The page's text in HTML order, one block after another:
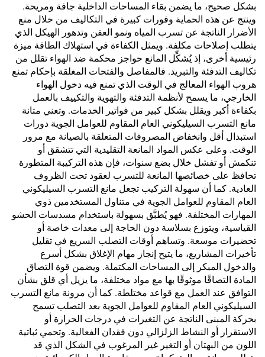
بشكل صحيح، ما يضمن بقاء المساحات الداخلية جافة ومريحة.
وينتج عن هذه الحماية وفورات كبيرة في التكاليف من خلال منع
الأضرار الناتجة عن تسرب المياه ونمو العفن وتدهور الهيكل الذي
يتطلب إصلاحات مكلفة. ويمثل الكفاءة في استهلاك الطاقة ميزة
رئيسية أخرى، إذ يُشكِّل المانع حواجز محكمة ضد الهواء تقلل من
تكاليف التدفئة والتبريد. فالمفاصل والفتحات المغلقة بإحكام تمنع
هروب الهواء المعالج في الوقت الذي تمنع فيه دخول الهواء
الخارجي، ما يسمح لأنظمة التدفئة والتهوية والتكييف بالعمل
بكفاءة أكبر ويقلل بشكل كبير من فواتير الخدمات. وتعني متانة
مانع التسرب السيليكوني العام المقاوم للعوامل الجوية دورات
استبدال أقل وانخفاض المصروفات المتعلقة بالصيانة مع مرور
الوقت. وعلى عكس المواد المانعة التقليدية التي تتشقق أو
تنكمش أو تفشل خلال بضع سنوات، فإن هذه التركيبة المتطورة
تحافظ على خصائصها المانعة للتسرب لعقود تحت الظروف
العادية. كما أن سهولة التركيب تجعل مانع التسرب السيليكوني
العام المقاوم للعوامل الجوية في متناول المستخدمين ذوي
المهارات المختلفة. فهو يُطبَّق بسهولة باستخدام مسدسات الحشو
القياسية، ويتوزع بسلاسة دون الحاجة إلى معدات خاصة أو
تحضيرات موسعة. وتساهم أوقات التصلب السريع في تقليل
تأخيرات المشاريع، ما يتيح إنجاز مهام الإغلاق بشكل أسرع
والدخول المبكر إلى المساحات المكتملة. ويضمن قوة التصاق
المادة التصاقًا موثوقًا بها مع مواد مختلفة، ما يزيل أي قلق بشأن
التوافق عند العمل مع قواعد مختلطة. كما أن مرونة مانع التسرب
السيليكوني العام المقاوم للعوامل الجوية بعد التصلب تسمح
بحركة المبنى الناتجة عن التغيرات في درجات الحرارة أو
الاستقرار أو النشاط الزلزالي دون فقدان الفعالية. وتحمي ثباتية
اللون من البهتان أو التغير غير المرغوب في الشكل الذي قد